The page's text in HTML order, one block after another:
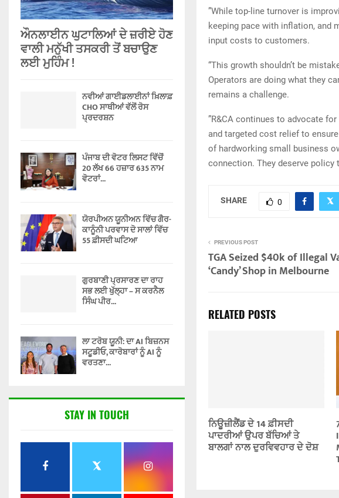
”While top-line turnover is
keeping pace with inflation, and
input costs to customers.
“This growth shouldn’t be
Operators are doing what they
remains a challenge.
”R&CA continues to advocate
and targeted cost relief to
of hardworking small business
connection. They deserve policy
SHARE 0
PREVIOUS POST
TGA Seized $40k of Illegal
‘Candy’ Shop in Melbourne
RELATED POSTS
ਨਿਊਜ਼ੀਲੈਂਡ ਦੇ 14 ਫ਼ੀਸਦੀ
ਪਾਦਰੀਆਂ ਉਪਰ ਬੱਚਿਆਂ ਤੇ
ਬਾਲਗਾਂ ਨਾਲ ਦੁਰਵਿਵਹਾਰ ਦੇ ਦੋਸ਼
ਔਨਲਾਈਨ ਘੁਟਾਲਿਆਂ ਦੇ ਜ਼ਰੀਏ ਹੋਣ
ਵਾਲੀ ਮਨੁੱਖੀ ਤਸਕਰੀ ਤੋਂ ਬਚਾਉਣ
ਲਈ ਮੁਹਿੰਮ !
ਨਵੀਆਂ ਗਾਈਡਲਾਈਨਾਂ ਖ਼ਿਲਾਫ਼
CHO ਸਾਥੀਆਂ ਵੱਲੋਂ ਰੋਸ
ਪ੍ਰਦਰਸ਼ਨ
ਪੰਜਾਬ ਦੀ ਵੋਟਰ ਲਿਸਟ ਵਿੱਚੋਂ
20 ਲੱਖ 66 ਹਜ਼ਾਰ 635 ਨਾਮ
ਵੋਟਰਾਂ...
ਯੋਰਪੀਅਨ ਯੂਨੀਅਨ ਵਿੱਚ ਗੈਰ-
ਕਾਨੂੰਨੀ ਪਰਵਾਸ ਦੋ ਸਾਲਾਂ ਵਿੱਚ
55 ਫ਼ੀਸਦੀ ਘਟਿਆ
ਗੁਰਬਾਣੀ ਪ੍ਰਸਾਰਣ ਦਾ ਰਾਹ
ਸਭ ਲਈ ਖੁੱਲ੍ਹਾ – ਸ ਕਰਨੈਲ
ਸਿੰਘ ਪੀਰ...
ਲਾ ਟਰੋਬ ਯੂਨੀ: ਦਾ AI ਬਿਜ਼ਨਸ
ਸਟੂਡੀਓ, ਕਾਰੋਬਾਰਾਂ ਨੂੰ AI ਨੂੰ
ਵਰਤਣਾ...
STAY IN TOUCH